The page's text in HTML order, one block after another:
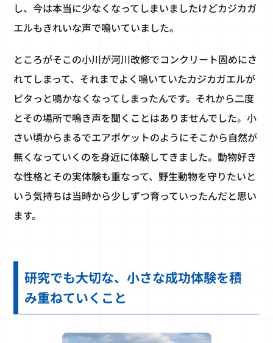
し、今は本当に少なくなってしまいましたけどカジカガ
エルもきれいな声で鳴いていました。
ところがそこの小川が河川改修でコンクリート固めにさ
れてしまって、それまでよく鳴いていたカジカガエルが
ピタっと鳴かなくなってしまったんです。それから二度
とその場所で鳴き声を聞くことはありませんでした。小
さい頃からまるでエアポケットのようにそこから自然が
無くなっていくのを身近に体験してきました。動物好き
な性格とその実体験も重なって、野生動物を守りたいと
いう気持ちは当時から少しずつ育っていったんだと思い
ます。
研究でも大切な、小さな成功体験を積
み重ねていくこと